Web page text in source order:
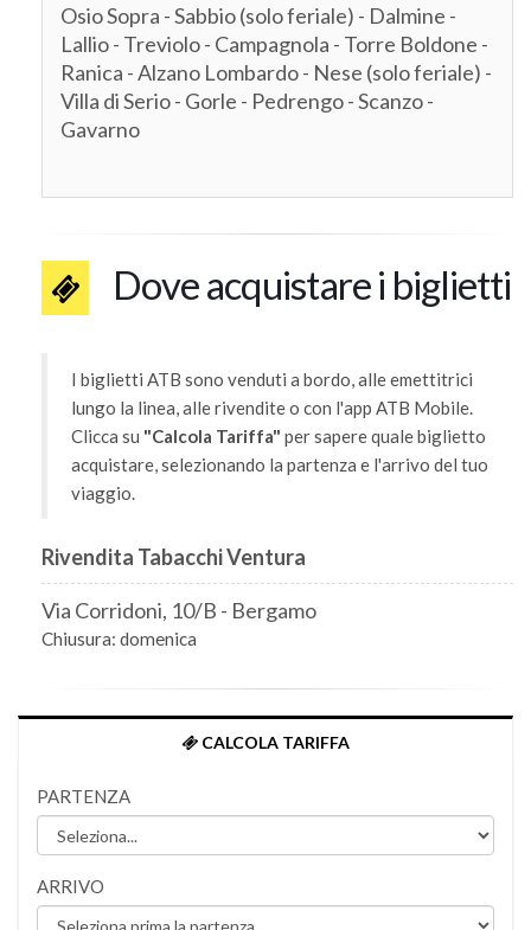
Osio Sopra - Sabbio (solo feriale) - Dalmine -
Lallio - Treviolo - Campagnola - Torre Boldone -
Ranica - Alzano Lombardo - Nese (solo feriale) -
Villa di Serio - Gorle - Pedrengo - Scanzo -
Gavarno
Dove acquistare i biglietti
I biglietti ATB sono venduti a bordo, alle emettitrici
lungo la linea, alle rivendite o con l'app ATB Mobile.
Clicca su "Calcola Tariffa" per sapere quale biglietto
acquistare, selezionando la partenza e l'arrivo del tuo
viaggio.
Rivendita Tabacchi Ventura
Via Corridoni, 10/B - Bergamo
Chiusura: domenica
CALCOLA TARIFFA
PARTENZA
ARRIVO